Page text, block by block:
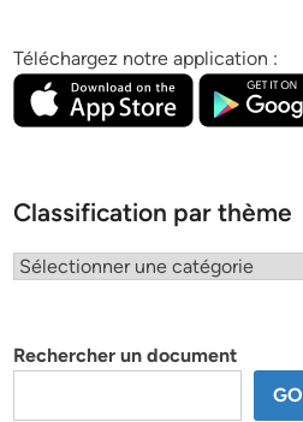
Téléchargez notre application :
Classification par thème
Classification
Rechercher un document
GO